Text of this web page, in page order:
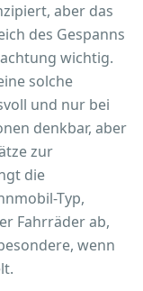
aber das
des Gespanns
wichtig.
solche
und nur bei
denkbar, aber
zur
die
Typ,
Fahrräder ab,
wenn